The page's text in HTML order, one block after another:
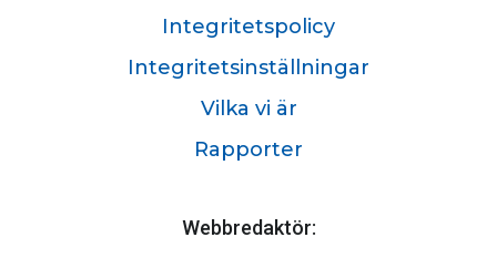
Integritetspolicy
Integritetsinställningar
Vilka vi är
Rapporter
Webbredaktör: